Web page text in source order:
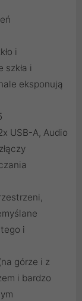
i
szkła i
eksponują
USB-A, Audio
i
górze i z
i bardzo